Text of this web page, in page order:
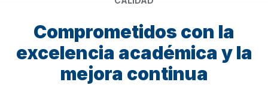
Comprometidos con la
excelencia académica y la
mejora continua